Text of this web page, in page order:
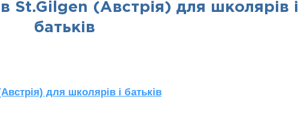
в St.Gilgen (Австрія) для школярів і
батьків
для школярів і батьків